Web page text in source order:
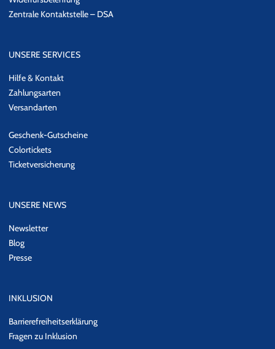
Zentrale Kontaktstelle – DSA
UNSERE SERVICES
Hilfe & Kontakt
Zahlungsarten
Versandarten
Geschenk-Gutscheine
Colortickets
Ticketversicherung
UNSERE NEWS
Newsletter
Blog
Presse
INKLUSION
Barrierefreiheitserklärung
Fragen zu Inklusion